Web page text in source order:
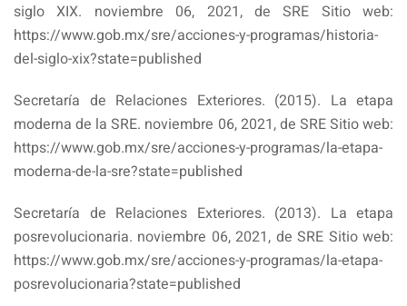
siglo XIX. noviembre 06, 2021, de SRE Sitio web:
https://www.gob.mx/sre/acciones-y-programas/historia-
del-siglo-xix?state=published
Secretaría de Relaciones Exteriores. (2015). La etapa
moderna de la SRE. noviembre 06, 2021, de SRE Sitio web:
https://www.gob.mx/sre/acciones-y-programas/la-etapa-
moderna-de-la-sre?state=published
Secretaría de Relaciones Exteriores. (2013). La etapa
posrevolucionaria. noviembre 06, 2021, de SRE Sitio web:
https://www.gob.mx/sre/acciones-y-programas/la-etapa-
posrevolucionaria?state=published